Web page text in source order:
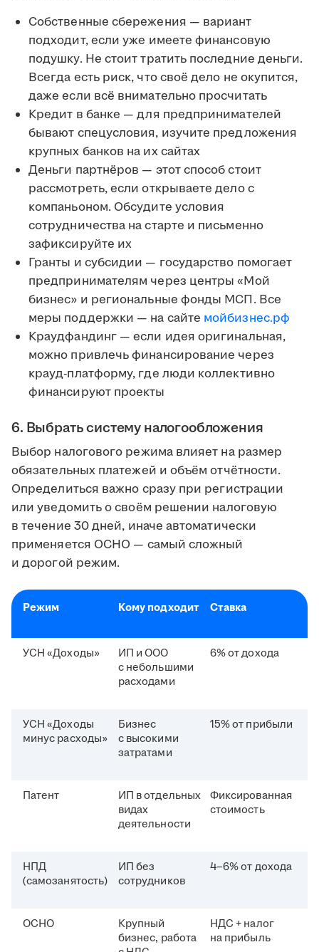
Собственные сбережения — вариант
подходит, если уже имеете финансовую
подушку. Не стоит тратить последние деньги.
Всегда есть риск, что своё дело не окупится,
даже если всё внимательно просчитать
Кредит в банке — для предпринимателей
бывают спецусловия, изучите предложения
крупных банков на их сайтах
Деньги партнёров — этот способ стоит
рассмотреть, если открываете дело с
компаньоном. Обсудите условия
сотрудничества на старте и письменно
зафиксируйте их
Гранты и субсидии — государство помогает
предпринимателям через центры «Мой
бизнес» и региональные фонды МСП. Все
меры поддержки — на сайте мойбизнес.рф
Краудфандинг — если идея оригинальная,
можно привлечь финансирование через
крауд-платформу, где люди коллективно
финансируют проекты
6. Выбрать систему налогообложения
Выбор налогового режима влияет на размер
обязательных платежей и объём отчётности.
Определиться важно сразу при регистрации
или уведомить о своём решении налоговую
в течение 30 дней, иначе автоматически
применяется ОСНО — самый сложный
и дорогой режим.
Режим Кому подходит Ставка
УСН «Доходы»
ИП и ООО
с небольшими
расходами
6% от дохода
УСН «Доходы
минус расходы»
Бизнес
с высокими
затратами
15% от прибыли
Патент
ИП в отдельных
видах
деятельности
Фиксированная
стоимость
НПД
(самозанятость)
ИП без
сотрудников
4–6% от дохода
ОСНО
Крупный
бизнес, работа
НДС + налог
на прибыль